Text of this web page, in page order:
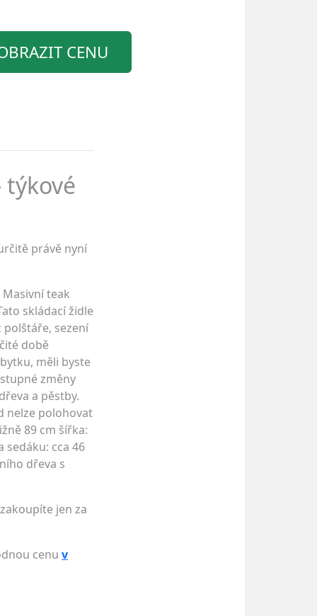
CENU
týkové
právě nyní
teak
skládací židle
sezení
době
měli byste
změny
a pěstby.
nelze polohovat
89 cm šířka:
sedáku: cca 46
dřeva s
jen za
cenu v